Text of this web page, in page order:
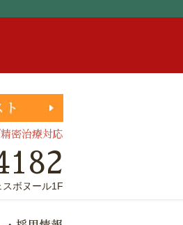
密治療対応
ボヌール1F
間・地図